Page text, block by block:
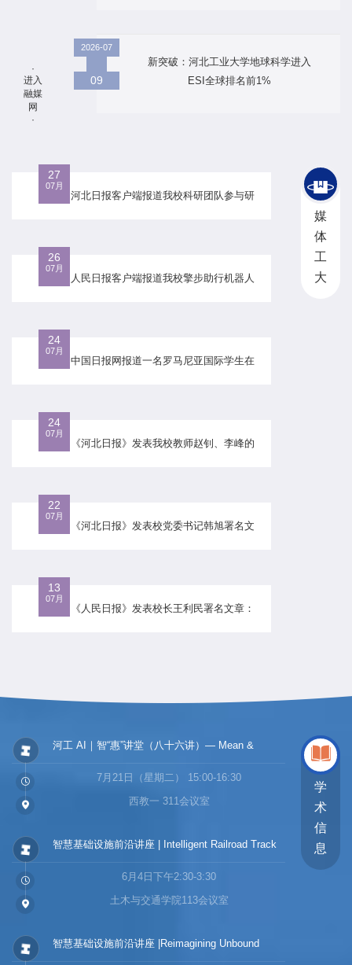
·
进入
融媒
网
·
2026-07
09
新突破：河北工业大学地球科学进入
ESI全球排名前1%
媒
体
工
大
27
07月
河北日报客户端报道我校科研团队参与研
26
07月
人民日报客户端报道我校擎步助行机器人
24
07月
中国日报网报道一名罗马尼亚国际学生在
24
07月
《河北日报》发表我校教师赵钊、李峰的
22
07月
《河北日报》发表校党委书记韩旭署名文
13
07月
《人民日报》发表校长王利民署名文章：
学
术
信
息
河工 AI｜智“惠”讲堂（八十六讲）— Mean &
and Surprise Index
7月21日（星期二） 15:00-16:30
西教一 311会议室
智慧基础设施前沿讲座 | Intelligent Railroad Track
6月4日下午2:30-3:30
土木与交通学院113会议室
智慧基础设施前沿讲座 |Reimagining Unbound